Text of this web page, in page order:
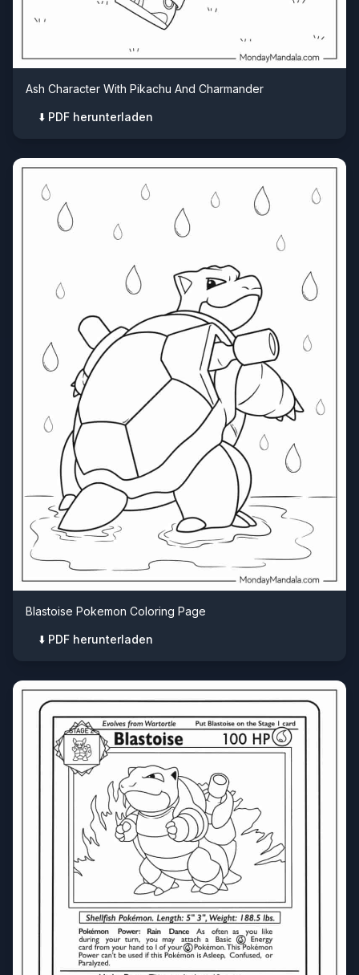
Ash Character With Pikachu And Charmander
⬇️ PDF herunterladen
Blastoise Pokemon Coloring Page
⬇️ PDF herunterladen